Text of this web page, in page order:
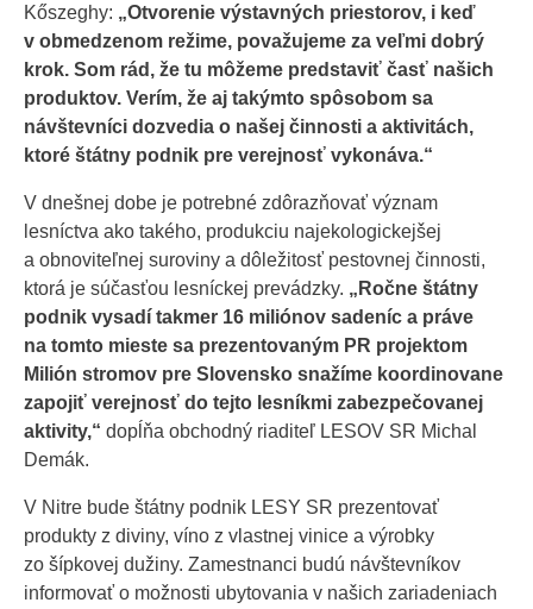
Kőszeghy: „Otvorenie výstavných priestorov, i keď
v obmedzenom režime, považujeme za veľmi dobrý
krok. Som rád, že tu môžeme predstaviť časť našich
produktov. Verím, že aj takýmto spôsobom sa
návštevníci dozvedia o našej činnosti a aktivitách,
ktoré štátny podnik pre verejnosť vykonáva.“
V dnešnej dobe je potrebné zdôrazňovať význam
lesníctva ako takého, produkciu najekologickejšej
a obnoviteľnej suroviny a dôležitosť pestovnej činnosti,
ktorá je súčasťou lesníckej prevádzky. „Ročne štátny
podnik vysadí takmer 16 miliónov sadeníc a práve
na tomto mieste sa prezentovaným PR projektom
Milión stromov pre Slovensko snažíme koordinovane
zapojiť verejnosť do tejto lesníkmi zabezpečovanej
aktivity,“ dopĺňa obchodný riaditeľ LESOV SR Michal
Demák.
V Nitre bude štátny podnik LESY SR prezentovať
produkty z diviny, víno z vlastnej vinice a výrobky
zo šípkovej dužiny. Zamestnanci budú návštevníkov
informovať o možnosti ubytovania v našich zariadeniach